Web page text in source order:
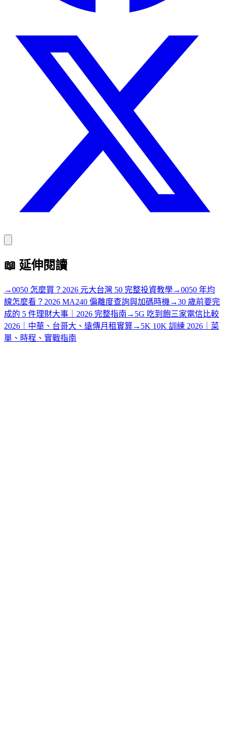
📖 延伸閱讀
→0050 怎麼買？2026 元大台灣 50 完整投資教學→0050 年均
線怎麼看？2026 MA240 偏離度查詢與加碼時機 →30 歲前要完
成的 5 件理財大事｜2026 完整指南 → 5G 吃到飽三家電信比較
2026｜中華、台哥大、遠傳月租實算→ 5K 10K 訓練 2026｜菜
單、時程、實戰指南